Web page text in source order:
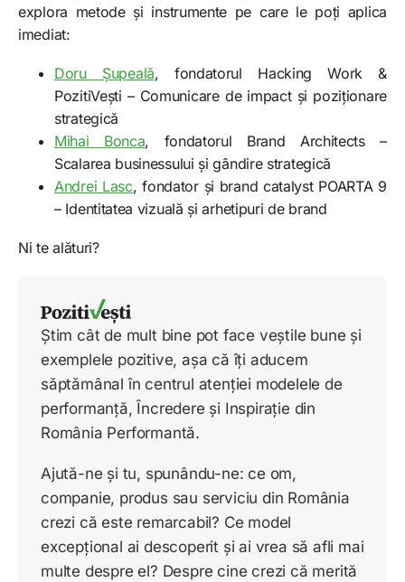
explora metode și instrumente pe care le poți aplica
imediat:
Doru Șupeală, fondatorul Hacking Work &
PozitiVești – Comunicare de impact și poziționare
strategică
Mihai Bonca, fondatorul Brand Architects –
Scalarea businessului și gândire strategică
Andrei Lasc, fondator și brand catalyst POARTA 9
– Identitatea vizuală și arhetipuri de brand
Ni te alături?
Știm cât de mult bine pot face veștile bune și
exemplele pozitive, așa că îți aducem
săptămânal în centrul atenției modelele de
performanță, Încredere și Inspirație din
România Performantă.
Ajută-ne și tu, spunându-ne: ce om,
companie, produs sau serviciu din România
crezi că este remarcabil? Ce model
excepțional ai descoperit și ai vrea să afli mai
multe despre el? Despre cine crezi că merită